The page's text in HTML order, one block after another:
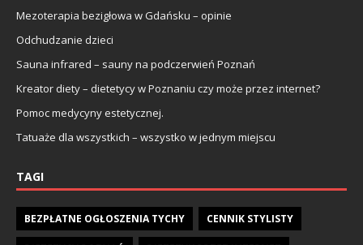
Mezoterapia bezigłowa w Gdańsku – opinie
Odchudzanie dzieci
Sauna infrared – sauny na podczerwień Poznań
Kreator diety – dietetycy w Poznaniu czy może przez internet?
Pomoc medycyny estetycznej.
Tatuaże dla wszystkich – wszystko w jednym miejscu
TAGI
BEZPŁATNE OGŁOSZENIA TYCHY CENNIK STYLISTY